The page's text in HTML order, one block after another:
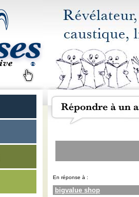
En réponse à :
bigvalue shop